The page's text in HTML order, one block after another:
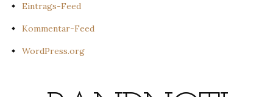
Eintrags-Feed
Kommentar-Feed
WordPress.org